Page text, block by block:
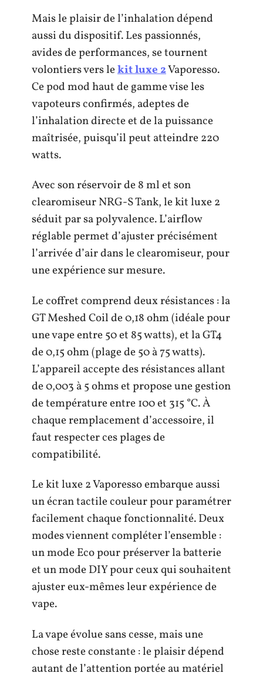
Mais le plaisir de l’inhalation dépend
aussi du dispositif. Les passionnés,
avides de performances, se tournent
volontiers vers lekit luxe 2Vaporesso.
Ce pod mod haut de gamme vise les
vapoteurs confirmés, adeptes de
l’inhalation directe et de la puissance
maîtrisée, puisqu’il peut atteindre 220
watts.
Avec son réservoir de 8 ml et son
clearomiseur NRG-S Tank, le kit luxe 2
séduit par sa polyvalence. L’airflow
réglable permet d’ajuster précisément
l’arrivée d’air dans le clearomiseur, pour
une expérience sur mesure.
Le coffret comprend deux résistances : la
GT Meshed Coil de 0,18 ohm (idéale pour
une vape entre 50 et 85 watts), et la GT4
de 0,15 ohm (plage de 50 à 75 watts).
L’appareil accepte des résistances allant
de 0,003 à 5 ohms et propose une gestion
de température entre 100 et 315 °C. À
chaque remplacement d’accessoire, il
faut respecter ces plages de
compatibilité.
Le kit luxe 2 Vaporesso embarque aussi
un écran tactile couleur pour paramétrer
facilement chaque fonctionnalité. Deux
modes viennent compléter l’ensemble :
un mode Eco pour préserver la batterie
et un mode DIY pour ceux qui souhaitent
ajuster eux-mêmes leur expérience de
vape.
La vape évolue sans cesse, mais une
chose reste constante : le plaisir dépend
autant de l’attention portée au matériel